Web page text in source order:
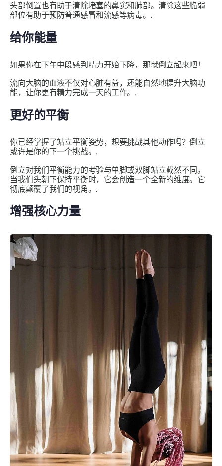
头部倒置也有助于清除堵塞的鼻窦和肺部。清除这些脆弱
部位有助于预防普通感冒和流感等病毒。.
给你能量
如果你在下午中段感到精力开始下降，那就倒立起来吧！
流向大脑的血液不仅对心脏有益，还能自然地提升大脑功
能，让你更有精力完成一天的工作。.
更好的平衡
你已经掌握了站立平衡姿势，想要挑战其他动作吗？倒立
或许是你的下一个挑战。.
倒立对我们平衡能力的考验与​​单脚或双脚站立截然不同。
当我们头朝下保持平衡时，它会创造一个全新的维度。它
彻底颠覆了我们的视角。.
增强核心力量